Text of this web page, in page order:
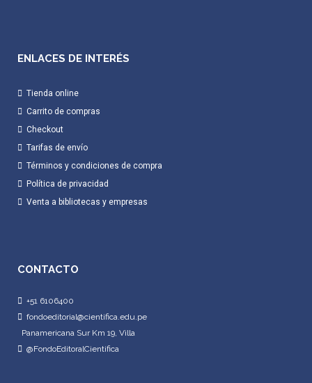
ENLACES DE INTERÉS
Tienda online
Carrito de compras
Checkout
Tarifas de envío
Términos y condiciones de compra
Política de privacidad
Venta a bibliotecas y empresas
CONTACTO
+51 6106400
fondoeditorial@cientifica.edu.pe
Panamericana Sur Km 19, Villa
@FondoEditoralCientifica